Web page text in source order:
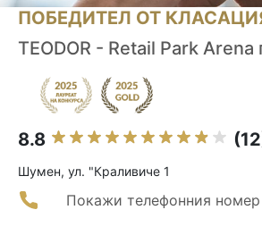
ПОБЕДИТЕЛ ОТ
TEODOR - Retail Park
8.8
Шумен, ул. "Краливиче 1
Покажи телефонния номер